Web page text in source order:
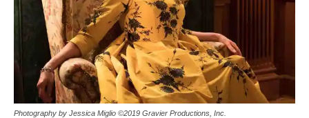
Photography by Jessica Miglio ©︎2019 Gravier Productions, Inc.